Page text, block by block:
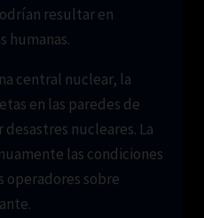
resultar en
humanas.
central nuclear, la
en las paredes de
nucleares. La
las condiciones
operadores sobre